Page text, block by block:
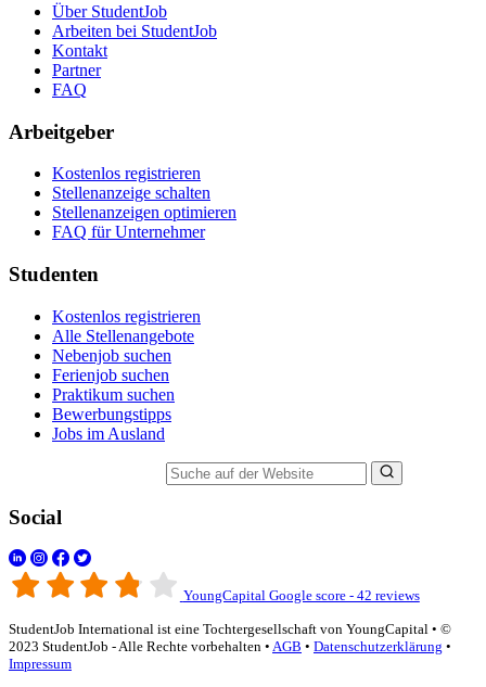
Über StudentJob
Arbeiten bei StudentJob
Kontakt
Partner
FAQ
Arbeitgeber
Kostenlos registrieren
Stellenanzeige schalten
Stellenanzeigen optimieren
FAQ für Unternehmer
Studenten
Kostenlos registrieren
Alle Stellenangebote
Nebenjob suchen
Ferienjob suchen
Praktikum suchen
Bewerbungstipps
Jobs im Ausland
Social
YoungCapital Google score - 42 reviews
StudentJob International ist eine Tochtergesellschaft von YoungCapital • ©
2023 StudentJob - Alle Rechte vorbehalten • AGB • Datenschutzerklärung •
Impressum